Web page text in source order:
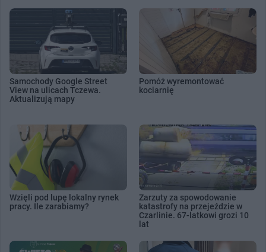
Samochody Google Street
View na ulicach Tczewa.
Aktualizują mapy
Pomóż wyremontować
kociarnię
Wzięli pod lupę lokalny rynek
pracy. Ile zarabiamy?
Zarzuty za spowodowanie
katastrofy na przejeździe w
Czarlinie. 67-latkowi grozi 10
lat